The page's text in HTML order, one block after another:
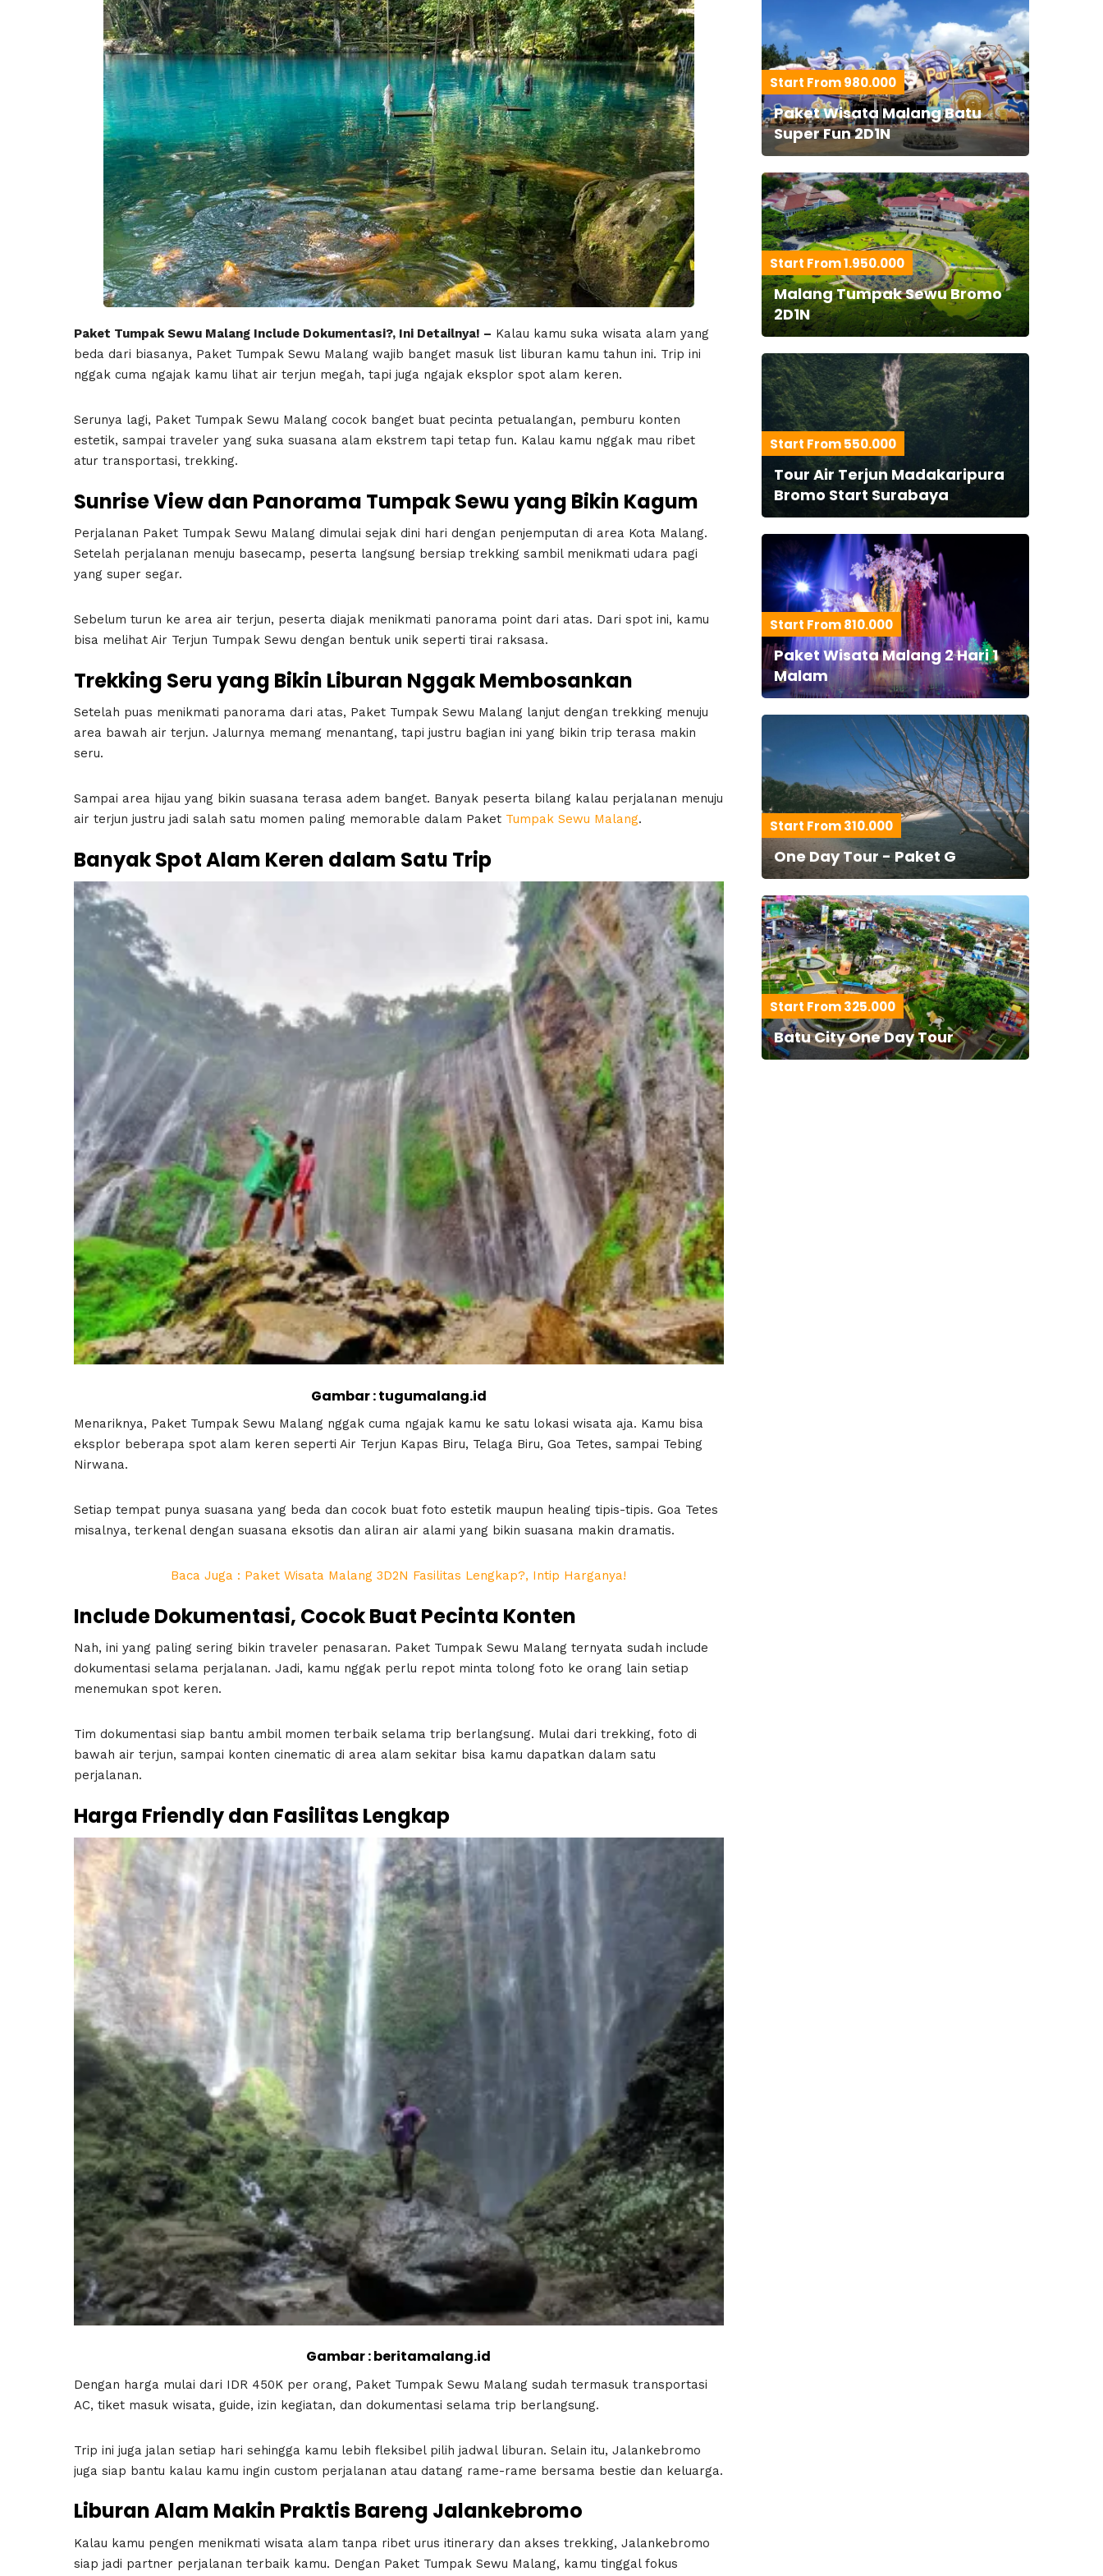
Paket Tumpak Sewu Malang Include Dokumentasi?, Ini Detailnya! – Kalau kamu suka wisata alam yang
beda dari biasanya, Paket Tumpak Sewu Malang wajib banget masuk list liburan kamu tahun ini. Trip ini
nggak cuma ngajak kamu lihat air terjun megah, tapi juga ngajak eksplor spot alam keren.
Serunya lagi, Paket Tumpak Sewu Malang cocok banget buat pecinta petualangan, pemburu konten
estetik, sampai traveler yang suka suasana alam ekstrem tapi tetap fun. Kalau kamu nggak mau ribet
atur transportasi, trekking.
Sunrise View dan Panorama Tumpak Sewu yang Bikin Kagum
Perjalanan Paket Tumpak Sewu Malang dimulai sejak dini hari dengan penjemputan di area Kota Malang.
Setelah perjalanan menuju basecamp, peserta langsung bersiap trekking sambil menikmati udara pagi
yang super segar.
Sebelum turun ke area air terjun, peserta diajak menikmati panorama point dari atas. Dari spot ini, kamu
bisa melihat Air Terjun Tumpak Sewu dengan bentuk unik seperti tirai raksasa.
Trekking Seru yang Bikin Liburan Nggak Membosankan
Setelah puas menikmati panorama dari atas, Paket Tumpak Sewu Malang lanjut dengan trekking menuju
area bawah air terjun. Jalurnya memang menantang, tapi justru bagian ini yang bikin trip terasa makin
seru.
Sampai area hijau yang bikin suasana terasa adem banget. Banyak peserta bilang kalau perjalanan menuju
air terjun justru jadi salah satu momen paling memorable dalam Paket Tumpak Sewu Malang.
Banyak Spot Alam Keren dalam Satu Trip
Gambar : tugumalang.id
Menariknya, Paket Tumpak Sewu Malang nggak cuma ngajak kamu ke satu lokasi wisata aja. Kamu bisa
eksplor beberapa spot alam keren seperti Air Terjun Kapas Biru, Telaga Biru, Goa Tetes, sampai Tebing
Nirwana.
Setiap tempat punya suasana yang beda dan cocok buat foto estetik maupun healing tipis-tipis. Goa Tetes
misalnya, terkenal dengan suasana eksotis dan aliran air alami yang bikin suasana makin dramatis.
Baca Juga : Paket Wisata Malang 3D2N Fasilitas Lengkap?, Intip Harganya!
Include Dokumentasi, Cocok Buat Pecinta Konten
Nah, ini yang paling sering bikin traveler penasaran. Paket Tumpak Sewu Malang ternyata sudah include
dokumentasi selama perjalanan. Jadi, kamu nggak perlu repot minta tolong foto ke orang lain setiap
menemukan spot keren.
Tim dokumentasi siap bantu ambil momen terbaik selama trip berlangsung. Mulai dari trekking, foto di
bawah air terjun, sampai konten cinematic di area alam sekitar bisa kamu dapatkan dalam satu
perjalanan.
Harga Friendly dan Fasilitas Lengkap
Gambar : beritamalang.id
Dengan harga mulai dari IDR 450K per orang, Paket Tumpak Sewu Malang sudah termasuk transportasi
AC, tiket masuk wisata, guide, izin kegiatan, dan dokumentasi selama trip berlangsung.
Trip ini juga jalan setiap hari sehingga kamu lebih fleksibel pilih jadwal liburan. Selain itu, Jalankebromo
juga siap bantu kalau kamu ingin custom perjalanan atau datang rame-rame bersama bestie dan keluarga.
Liburan Alam Makin Praktis Bareng Jalankebromo
Kalau kamu pengen menikmati wisata alam tanpa ribet urus itinerary dan akses trekking, Jalankebromo
siap jadi partner perjalanan terbaik kamu. Dengan Paket Tumpak Sewu Malang, kamu tinggal fokus
Start From 980.000
Paket Wisata Malang Batu
Super Fun 2D1N
Start From 1.950.000
Malang Tumpak Sewu Bromo
2D1N
Start From 550.000
Tour Air Terjun Madakaripura
Bromo Start Surabaya
Start From 810.000
Paket Wisata Malang 2 Hari 1
Malam
Start From 310.000
One Day Tour - Paket G
Start From 325.000
Batu City One Day Tour